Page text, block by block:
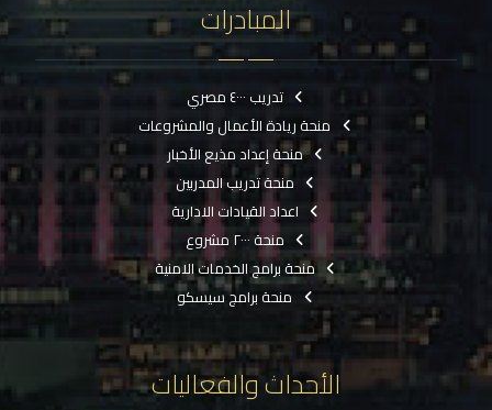
المبادرات
تدريب ٤٠٠٠ مصري
منحة ريادة الأعمال والمشروعات
منحة إعداد مذيع الأخبار
منحة تدريب المدربين
اعداد القيادات الادارية
منحة ٢٠٠٠ مشروع
منحة برامج الخدمات الامنية
منحة برامج سيسكو
الأحداث والفعاليات